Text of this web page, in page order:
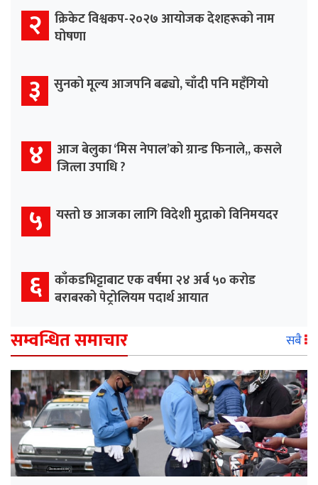
२ क्रिकेट विश्वकप-२०२७ आयोजक देशहरूको नाम
घोषणा
३ सुनको मूल्य आजपनि बढ्यो, चाँदी पनि महँगियो
४ आज बेलुका ‘मिस नेपाल’को ग्रान्ड फिनाले,, कसले
जित्ला उपाधि ?
५ यस्तो छ आजका लागि विदेशी मुद्राको विनिमयदर
६ काँकडभिट्टाबाट एक वर्षमा २४ अर्ब ५० करोड
बराबरको पेट्रोलियम पदार्थ आयात
सम्वन्धित समाचार सबै